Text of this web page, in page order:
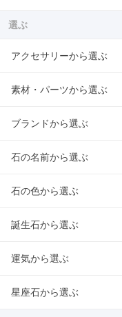
選ぶ
アクセサリーから選ぶ
素材・パーツから選ぶ
ブランドから選ぶ
石の名前から選ぶ
石の色から選ぶ
誕生石から選ぶ
運気から選ぶ
星座石から選ぶ